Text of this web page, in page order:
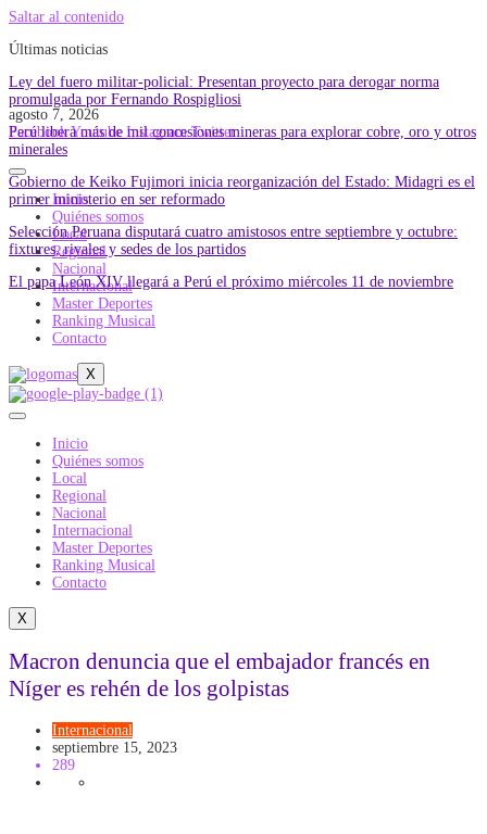
Saltar al contenido
Últimas noticias
Ley del fuero militar-policial: Presentan proyecto para derogar norma
promulgada por Fernando Rospigliosi
Perú libera más de mil concesiones mineras para explorar cobre, oro y otros
minerales
Gobierno de Keiko Fujimori inicia reorganización del Estado: Midagri es el
primer ministerio en ser reformado
Selección Peruana disputará cuatro amistosos entre septiembre y octubre:
fixtures, rivales y sedes de los partidos
El papa León XIV llegará a Perú el próximo miércoles 11 de noviembre
agosto 7, 2026
Facebook Youtube Instagram Twitter
Inicio
Quiénes somos
Local
Regional
Nacional
Internacional
Master Deportes
Ranking Musical
Contacto
X
Inicio
Quiénes somos
Local
Regional
Nacional
Internacional
Master Deportes
Ranking Musical
Contacto
X
Macron denuncia que el embajador francés en
Níger es rehén de los golpistas
Internacional
septiembre 15, 2023
289